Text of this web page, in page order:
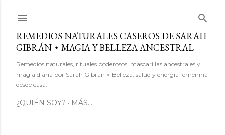
REMEDIOS NATURALES CASEROS DE SARAH
GIBRÁN ⋆ MAGIA Y BELLEZA ANCESTRAL
Remedios naturales, rituales poderosos, mascarillas ancestrales y
magia diaria por Sarah Gibrán ⋆ Belleza, salud y energía femenina
desde casa.
¿QUIÉN SOY? MÁS…